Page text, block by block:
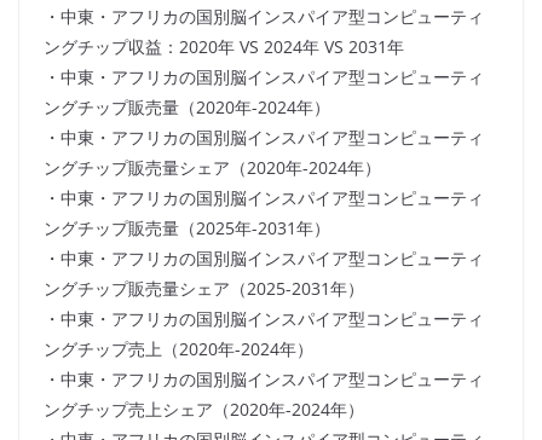
・中東・アフリカの国別脳インスパイア型コンピューティ
ングチップ収益：2020年 VS 2024年 VS 2031年
・中東・アフリカの国別脳インスパイア型コンピューティ
ングチップ販売量（2020年-2024年）
・中東・アフリカの国別脳インスパイア型コンピューティ
ングチップ販売量シェア（2020年-2024年）
・中東・アフリカの国別脳インスパイア型コンピューティ
ングチップ販売量（2025年-2031年）
・中東・アフリカの国別脳インスパイア型コンピューティ
ングチップ販売量シェア（2025-2031年）
・中東・アフリカの国別脳インスパイア型コンピューティ
ングチップ売上（2020年-2024年）
・中東・アフリカの国別脳インスパイア型コンピューティ
ングチップ売上シェア（2020年-2024年）